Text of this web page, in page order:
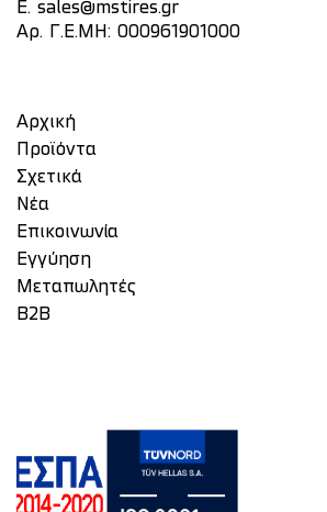
E. sales@mstires.gr
Αρ. Γ.Ε.ΜΗ: 000961901000
Αρχική
Προϊόντα
Σχετικά
Νέα
Επικοινωνία
Eγγύηση
Μεταπωλητές
Β2Β